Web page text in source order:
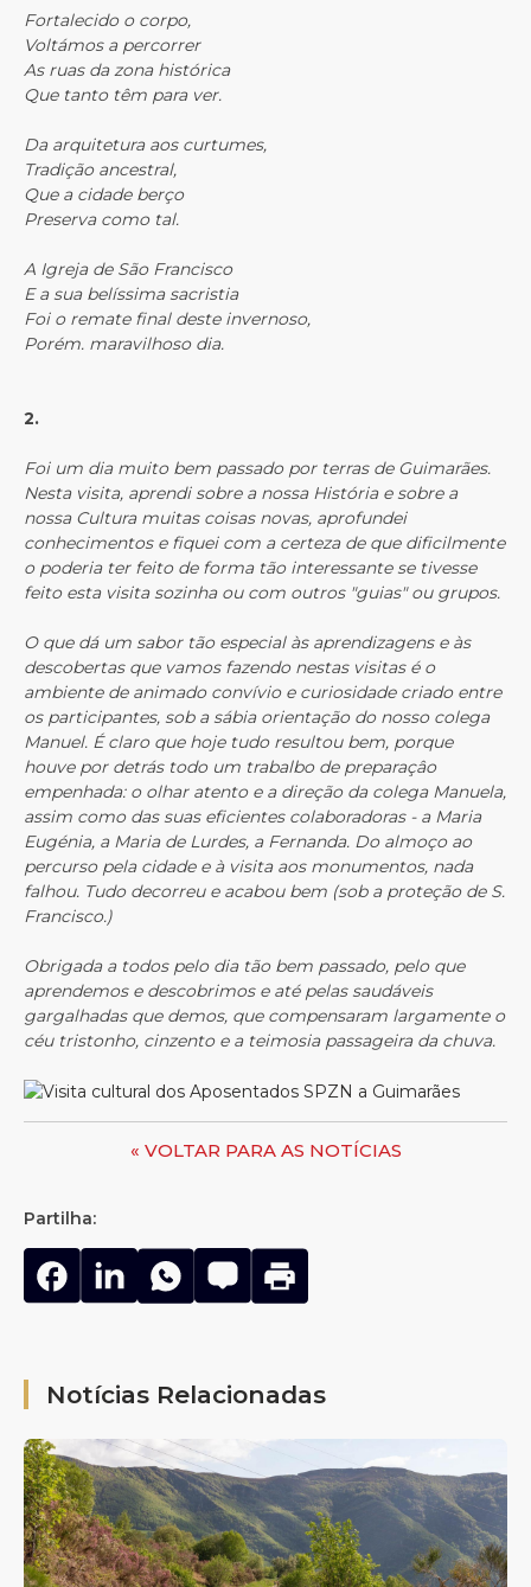
Fortalecido o corpo,
Voltámos a percorrer
As ruas da zona histórica
Que tanto têm para ver.
Da arquitetura aos curtumes,
Tradição ancestral,
Que a cidade berço
Preserva como tal.
A Igreja de São Francisco
E a sua belíssima sacristia
Foi o remate final deste invernoso,
Porém. maravilhoso dia.
2.
Foi um dia muito bem passado por terras de Guimarães.
Nesta visita, aprendi sobre a nossa História e sobre a
nossa Cultura muitas coisas novas, aprofundei
conhecimentos e fiquei com a certeza de que dificilmente
o poderia ter feito de forma tão interessante se tivesse
feito esta visita sozinha ou com outros "guias" ou grupos.
O que dá um sabor tão especial às aprendizagens e às
descobertas que vamos fazendo nestas visitas é o
ambiente de animado convívio e curiosidade criado entre
os participantes, sob a sábia orientação do nosso colega
Manuel. É claro que hoje tudo resultou bem, porque
houve por detrás todo um trabalbo de preparaçâo
empenhada: o olhar atento e a direção da colega Manuela,
assim como das suas eficientes colaboradoras - a Maria
Eugénia, a Maria de Lurdes, a Fernanda. Do almoço ao
percurso pela cidade e à visita aos monumentos, nada
falhou. Tudo decorreu e acabou bem (sob a proteção de S.
Francisco.)
Obrigada a todos pelo dia tão bem passado, pelo que
aprendemos e descobrimos e até pelas saudáveis
gargalhadas que demos, que compensaram largamente o
céu tristonho, cinzento e a teimosia passageira da chuva.
« VOLTAR PARA AS NOTÍCIAS
Partilha:
Notícias Relacionadas